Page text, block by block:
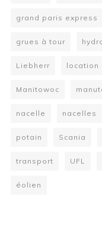
grand paris express
grues à tour
Liebherr location
Manitowoc
nacelle nacelles
potain Scania
transport UFL
éolien